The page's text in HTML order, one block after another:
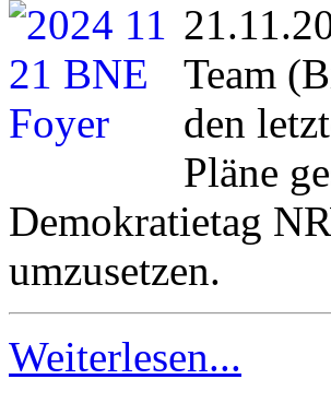
Team
den
Pläne
Demokratietag
umzusetzen.
Weiterlesen...